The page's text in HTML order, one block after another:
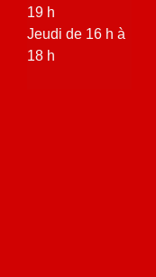
19 h
Jeudi de 16 h à
18 h